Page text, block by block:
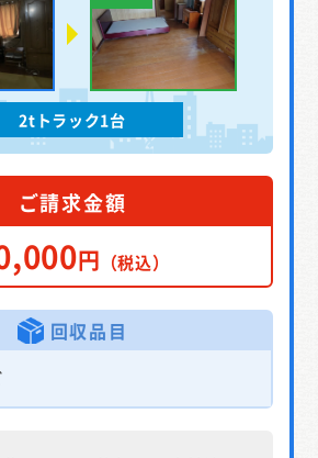
2tトラック1台
ご請求金額
円 （税込）
回収品目